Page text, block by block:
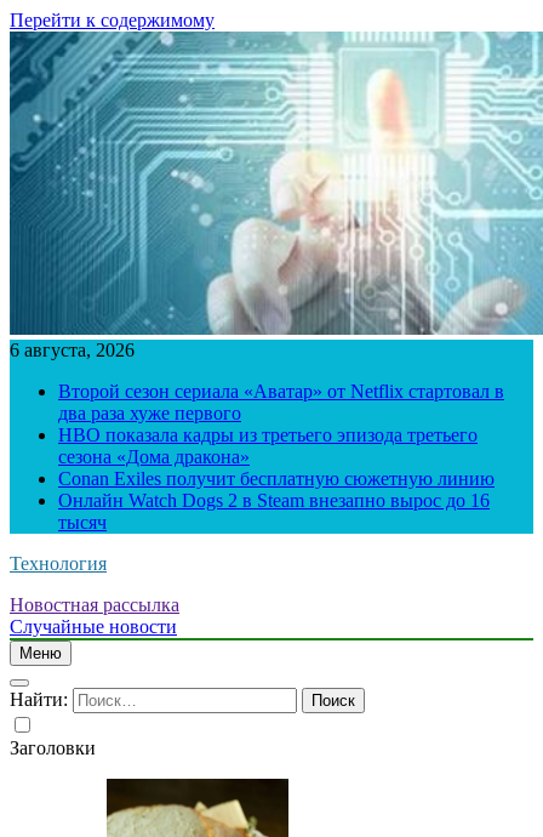
Перейти к содержимому
6 августа, 2026
Второй сезон сериала «Аватар» от Netflix стартовал в
два раза хуже первого
HBO показала кадры из третьего эпизода третьего
сезона «Дома дракона»
Conan Exiles получит бесплатную сюжетную линию
Онлайн Watch Dogs 2 в Steam внезапно вырос до 16
тысяч
Технология
Новостная рассылка
Случайные новости
Меню
Найти:
Заголовки